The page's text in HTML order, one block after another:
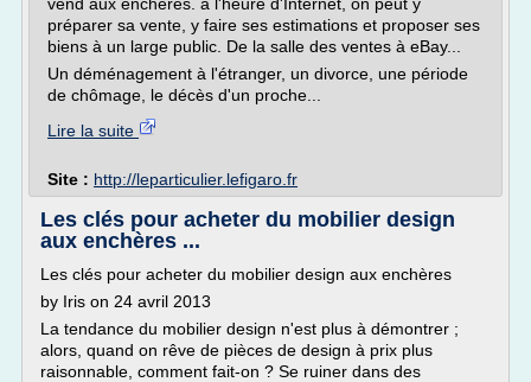
préparer sa vente, y faire ses estimations et proposer ses
biens à un large public. De la salle des ventes à eBay...
Un déménagement à l'étranger, un divorce, une période
de chômage, le décès d'un proche...
Lire la suite
Site : http://leparticulier.lefigaro.fr
Les clés pour acheter du mobilier design
aux enchères ...
Les clés pour acheter du mobilier design aux enchères
by Iris on 24 avril 2013
La tendance du mobilier design n'est plus à démontrer ;
alors, quand on rêve de pièces de design à prix plus
raisonnable, comment fait-on ? Se ruiner dans des